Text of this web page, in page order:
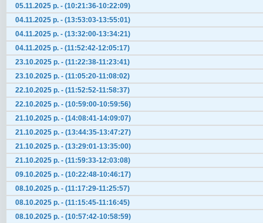
05.11.2025 р. - (10:21:36-10:22:09)
04.11.2025 р. - (13:53:03-13:55:01)
04.11.2025 р. - (13:32:00-13:34:21)
04.11.2025 р. - (11:52:42-12:05:17)
23.10.2025 р. - (11:22:38-11:23:41)
23.10.2025 р. - (11:05:20-11:08:02)
22.10.2025 р. - (11:52:52-11:58:37)
22.10.2025 р. - (10:59:00-10:59:56)
21.10.2025 р. - (14:08:41-14:09:07)
21.10.2025 р. - (13:44:35-13:47:27)
21.10.2025 р. - (13:29:01-13:35:00)
21.10.2025 р. - (11:59:33-12:03:08)
09.10.2025 р. - (10:22:48-10:46:17)
08.10.2025 р. - (11:17:29-11:25:57)
08.10.2025 р. - (11:15:45-11:16:45)
08.10.2025 р. - (10:57:42-10:58:59)